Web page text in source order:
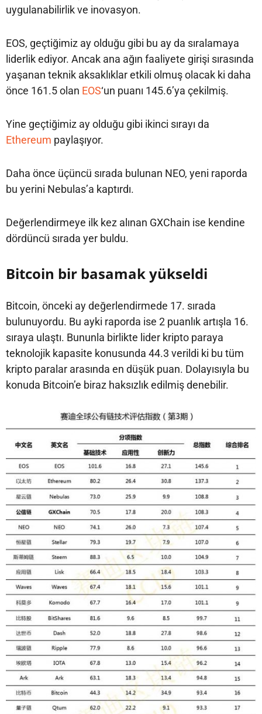
uygulanabilirlik ve inovasyon.
EOS, geçtiğimiz ay olduğu gibi bu ay da sıralamaya
liderlik ediyor. Ancak ana ağın faaliyete girişi sırasında
yaşanan teknik aksaklıklar etkili olmuş olacak ki daha
önce 161.5 olan EOS‘un puanı 145.6’ya çekilmiş.
Yine geçtiğimiz ay olduğu gibi ikinci sırayı da
Ethereum paylaşıyor.
Daha önce üçüncü sırada bulunan NEO, yeni raporda
bu yerini Nebulas’a kaptırdı.
Değerlendirmeye ilk kez alınan GXChain ise kendine
dördüncü sırada yer buldu.
Bitcoin bir basamak yükseldi
Bitcoin, önceki ay değerlendirmede 17. sırada
bulunuyordu. Bu ayki raporda ise 2 puanlık artışla 16.
sıraya ulaştı. Bununla birlikte lider kripto paraya
teknolojik kapasite konusunda 44.3 verildi ki bu tüm
kripto paralar arasında en düşük puan. Dolayısıyla bu
konuda Bitcoin’e biraz haksızlık edilmiş denebilir.